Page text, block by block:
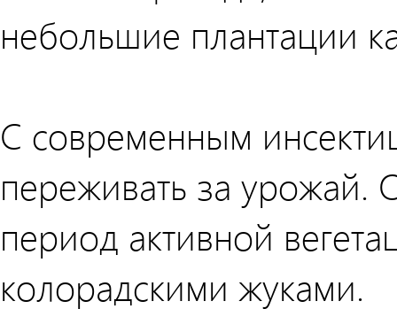
небольшие плантации
С современным
переживать за урожай.
период активной
колорадскими жуками.